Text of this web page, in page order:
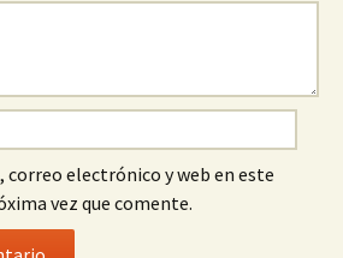
correo electrónico y web en este
vez que comente.